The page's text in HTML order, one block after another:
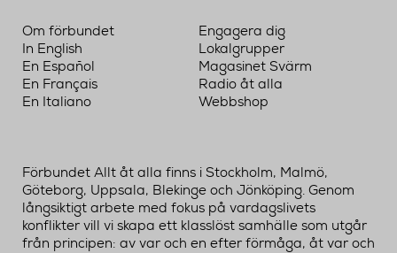
Om förbundet
In English
En Español
En Français
En Italiano
Engagera dig
Lokalgrupper
Magasinet Svärm
Radio åt alla
Webbshop
Förbundet Allt åt alla finns i Stockholm, Malmö,
Göteborg, Uppsala, Blekinge och Jönköping. Genom
långsiktigt arbete med fokus på vardagslivets
konflikter vill vi skapa ett klasslöst samhälle som utgår
från principen: av var och en efter förmåga, åt var och